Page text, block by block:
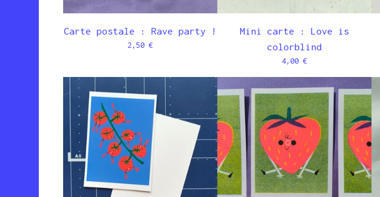
Carte postale : Rave party !
2,50 €
Mini carte : Love is
colorblind
4,00 €